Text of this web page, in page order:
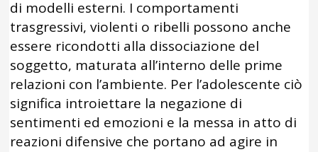
di modelli esterni. I comportamenti
trasgressivi, violenti o ribelli possono anche
essere ricondotti alla dissociazione del
soggetto, maturata all’interno delle prime
relazioni con l’ambiente. Per l’adolescente ciò
significa introiettare la negazione di
sentimenti ed emozioni e la messa in atto di
reazioni difensive che portano ad agire in